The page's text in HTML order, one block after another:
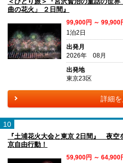
曲の花火」 ２日間』
99,900円 ～ 99,900
1泊2日
出発月
2026年 08月
出発地
東京23区
詳細
10
『土浦花火大会と東京 2日間』 夜
京自由行動！
59,900円 ～ 64,900